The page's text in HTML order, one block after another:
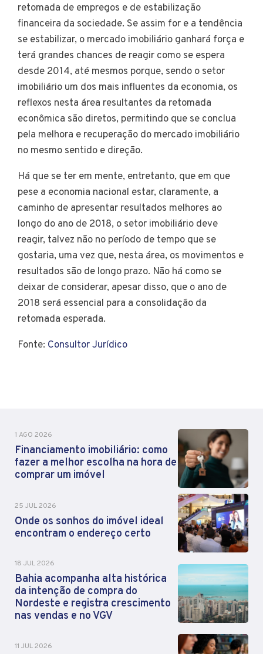
retomada de empregos e de estabilização
financeira da sociedade. Se assim for e a tendência
se estabilizar, o mercado imobiliário ganhará força e
terá grandes chances de reagir como se espera
desde 2014, até mesmos porque, sendo o setor
imobiliário um dos mais influentes da economia, os
reflexos nesta área resultantes da retomada
econômica são diretos, permitindo que se conclua
pela melhora e recuperação do mercado imobiliário
no mesmo sentido e direção.
Há que se ter em mente, entretanto, que em que
pese a economia nacional estar, claramente, a
caminho de apresentar resultados melhores ao
longo do ano de 2018, o setor imobiliário deve
reagir, talvez não no período de tempo que se
gostaria, uma vez que, nesta área, os movimentos e
resultados são de longo prazo. Não há como se
deixar de considerar, apesar disso, que o ano de
2018 será essencial para a consolidação da
retomada esperada.
Fonte: Consultor Jurídico
1 AGO 2026
Financiamento imobiliário: como
fazer a melhor escolha na hora de
comprar um imóvel
25 JUL 2026
Onde os sonhos do imóvel ideal
encontram o endereço certo
18 JUL 2026
Bahia acompanha alta histórica
da intenção de compra do
Nordeste e registra crescimento
nas vendas e no VGV
11 JUL 2026